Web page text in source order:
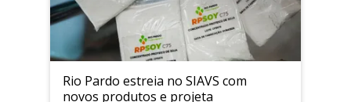
Rio Pardo estreia no SIAVS com
novos produtos e projeta